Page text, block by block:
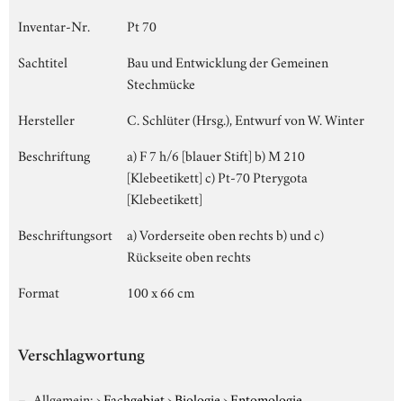
Inventar-Nr.
Pt 70
Sachtitel
Bau und Entwicklung der Gemeinen
Stechmücke
Hersteller
C. Schlüter (Hrsg.), Entwurf von W. Winter
Beschriftung
a) F 7 h/6 [blauer Stift] b) M 210
[Klebeetikett] c) Pt-70 Pterygota
[Klebeetikett]
Beschriftungsort
a) Vorderseite oben rechts b) und c)
Rückseite oben rechts
Format
100 x 66 cm
Verschlagwortung